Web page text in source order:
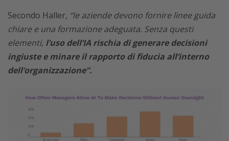
Secondo Haller, “le aziende devono fornire linee guida
chiare e una formazione adeguata. Senza questi
elementi, l’uso dell’IA rischia di generare decisioni
ingiuste e minare il rapporto di fiducia all’interno
dell’organizzazione”.